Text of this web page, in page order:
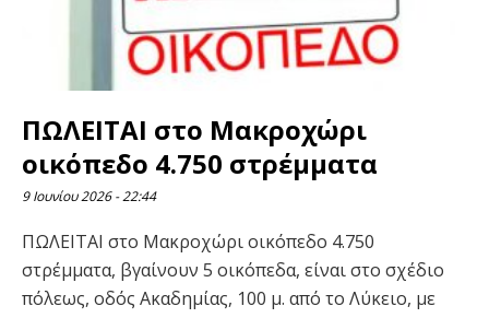
ΠΩΛΕΙΤΑΙ στο Μακροχώρι
οικόπεδο 4.750 στρέμματα
9 Ιουνίου 2026 22:44
ΠΩΛΕΙΤΑΙ στο Μακροχώρι οικόπεδο 4.750
στρέμματα, βγαίνουν 5 οικόπεδα, είναι στο σχέδιο
πόλεως, οδός Ακαδημίας, 100 μ. από το Λύκειο, με